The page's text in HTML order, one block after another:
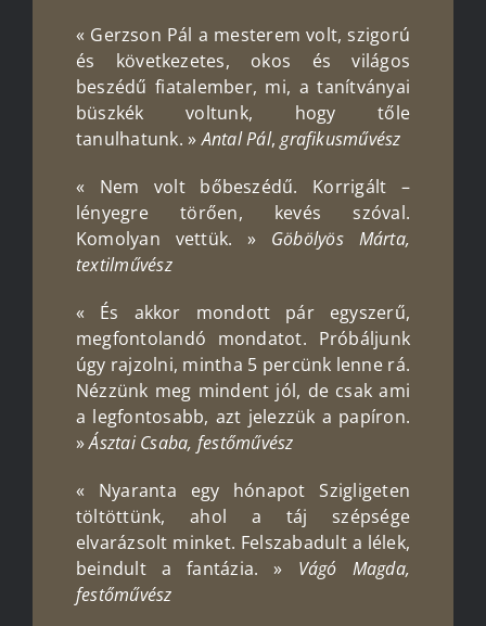
« Gerzson Pál a mesterem volt, szigorú
és következetes, okos és világos
beszédű fiatalember, mi, a tanítványai
büszkék voltunk, hogy tőle
tanulhatunk. »AntalPál,grafikusművész
« Nem volt bőbeszédű. Korrigált –
lényegre törően, kevés szóval.
Komolyan vettük. » Göbölyös Márta,
textilművész
« És akkor mondott pár egyszerű,
megfontolandó mondatot. Próbáljunk
úgy rajzolni, mintha 5 percünk lenne rá.
Nézzünk meg mindent jól, de csak ami
a legfontosabb, azt jelezzük a papíron.
»Ásztai Csaba, festőművész
« Nyaranta egy hónapot Szigligeten
töltöttünk, ahol a táj szépsége
elvarázsolt minket. Felszabadult a lélek,
beindult a fantázia. » Vágó Magda,
festőművész